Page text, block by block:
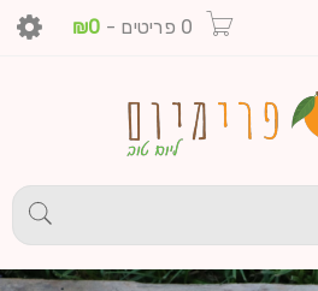
0 פריטים -
₪0